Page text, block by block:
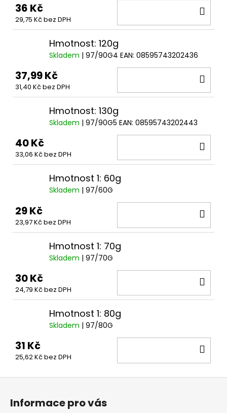
36 Kč
29,75 Kč bez DPH
Hmotnost: 120g
Skladem | 97/90G4 EAN: 08595743202436
37,99 Kč
31,40 Kč bez DPH
Hmotnost: 130g
Skladem | 97/90G5 EAN: 08595743202443
40 Kč
33,06 Kč bez DPH
Hmotnost 1: 60g
Skladem | 97/60G
29 Kč
23,97 Kč bez DPH
Hmotnost 1: 70g
Skladem | 97/70G
30 Kč
24,79 Kč bez DPH
Hmotnost 1: 80g
Skladem | 97/80G
31 Kč
25,62 Kč bez DPH
Z
Informace pro vás